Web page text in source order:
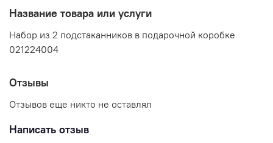
Название товара или услуги
Набор из 2 подстаканников в подарочной коробке
021224004
Отзывы
Отзывов еще никто не оставлял
Написать отзыв